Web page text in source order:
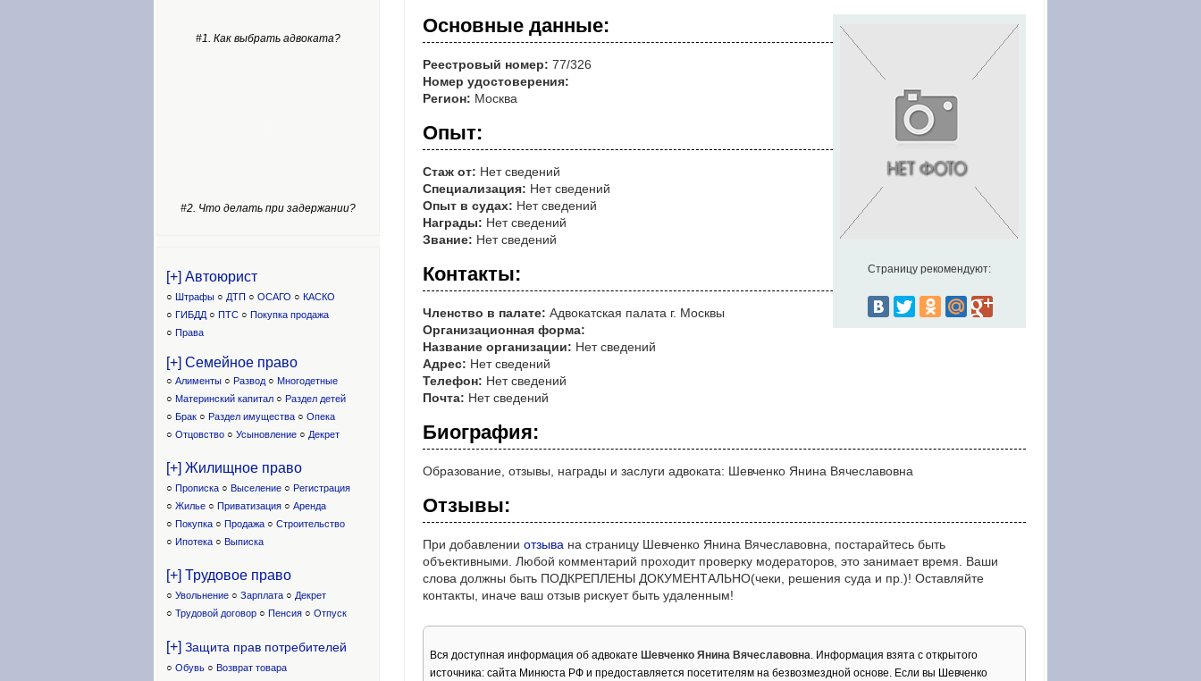
Страницу рекомендуют:
Основные данные:
Реестровый номер: 77/326
Номер удостоверения:
Регион: Москва
Опыт:
Стаж от: Нет сведений
Специализация: Нет сведений
Опыт в судах: Нет сведений
Награды: Нет сведений
Звание: Нет сведений
Контакты:
Членство в палате: Адвокатская палата г. Москвы
Организационная форма:
Название организации: Нет сведений
Адрес: Нет сведений
Телефон: Нет сведений
Почта: Нет сведений
Биография:
Образование, отзывы, награды и заслуги адвоката: Шевченко Янина Вячеславовна
Отзывы:
При добавлении отзыва на страницу Шевченко Янина Вячеславовна, постарайтесь быть
объективными. Любой комментарий проходит проверку модераторов, это занимает время. Ваши
слова должны быть ПОДКРЕПЛЕНЫ ДОКУМЕНТАЛЬНО(чеки, решения суда и пр.)! Оставляйте
контакты, иначе ваш отзыв рискует быть удаленным!
Вся доступная информация об адвокате Шевченко Янина Вячеславовна. Информация взята с открытого
источника: сайта Минюста РФ и предоставляется посетителям на безвозмездной основе. Если вы Шевченко
#1. Как выбрать адвоката?
#2. Что делать при задержании?
[+] Автоюрист
○ Штрафы ○ ДТП ○ ОСАГО ○ КАСКО
○ ГИБДД ○ ПТС ○ Покупка продажа
○ Права
[+] Семейное право
○ Алименты ○ Развод ○ Многодетные
○ Материнский капитал ○ Раздел детей
○ Брак ○ Раздел имущества ○ Опека
○ Отцовство ○ Усыновление ○ Декрет
[+] Жилищное право
○ Прописка ○ Выселение ○ Регистрация
○ Жилье ○ Приватизация ○ Аренда
○ Покупка ○ Продажа ○ Строительство
○ Ипотека ○ Выписка
[+] Трудовое право
○ Увольнение ○ Зарплата ○ Декрет
○ Трудовой договор ○ Пенсия ○ Отпуск
[+] Защита прав потребителей
○ Обувь ○ Возврат товара